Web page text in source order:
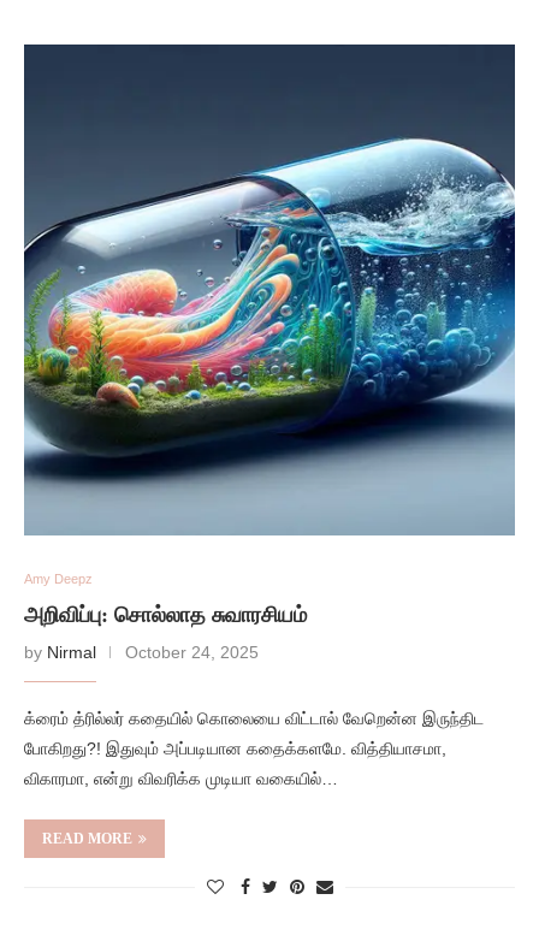
Amy Deepz
அறிவிப்பு: சொல்லாத சுவாரசியம்
by Nirmal October 24, 2025
க்ரைம் த்ரில்லர் கதையில் கொலையை விட்டால் வேறென்ன இருந்திட
போகிறது?! இதுவும் அப்படியான கதைக்களமே. வித்தியாசமா,
விகாரமா, என்று விவரிக்க முடியா வகையில்…
READ MORE